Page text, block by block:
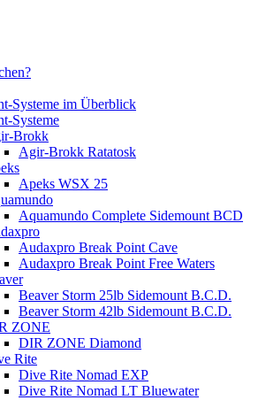
Systeme im Überblick
Systeme
Brokk
Agir-Brokk Ratatosk
Apeks WSX 25
Aquamundo Complete Sidemount BCD
Audaxpro Break Point Cave
Audaxpro Break Point Free Waters
Beaver Storm 25lb Sidemount B.C.D.
Beaver Storm 42lb Sidemount B.C.D.
ZONE
DIR ZONE Diamond
Rite
Dive Rite Nomad EXP
Dive Rite Nomad LT Bluewater